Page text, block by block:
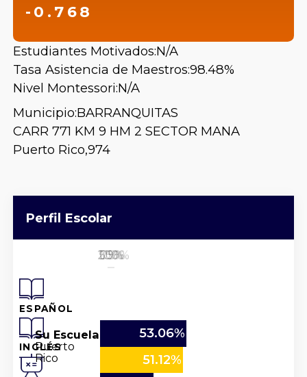
-0.768
Estudiantes Motivados:N/A
Tasa Asistencia de Maestros:98.48%
Nivel Montessori:N/A
Municipio:BARRANQUITAS
CARR 771 KM 9 HM 2 SECTOR MANA
Puerto Rico,974
Perfil Escolar
ESPAÑOL
INGLÉS
Su Escuela
Puerto
Rico
53.06%
51.12%
0%
25%
50%
75%
100%